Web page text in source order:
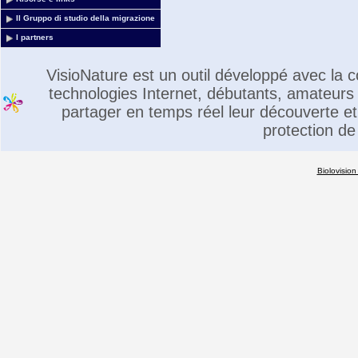
Il Gruppo di studio della migrazione
I partners
VisioNature est un outil développé avec la
technologies Internet, débutants,
partager en temps réel leur découverte
protection
Biolovision